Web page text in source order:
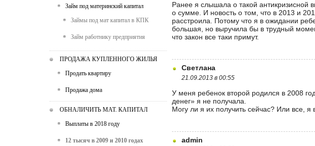
Займ под материнский капитал
Займы под мат капитал в КПК
Займ работнику предприятия
ПРОДАЖА КУПЛЕННОГО ЖИЛЬЯ
Продать квартиру
Продажа дома
ОБНАЛИЧИТЬ МАТ. КАПИТАЛ
Выплаты в 2018 году
12 тысяч в 2009 и 2010 годах
Ранее я слышала о такой антикризисной
о сумме. И новость о том, что в 2013 и
расстроила. Потому что я в ожидании
большая, но выручила бы в трудный
что закон все таки примут.
Светлана
21.09.2013 в 00:55
У меня ребенок второй родился в 2008
денег» я не получала.
Могу ли я их получить сейчас? Или все, я
admin